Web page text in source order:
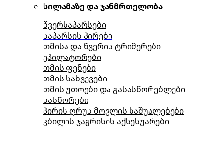
სილამაზე და ჯანმრთელობა
წვერსაპარსები
საპარსის პირები
თმისა და წვერის ტრიმერები
ეპილატორები
თმის ფენები
თმის სახვევები
თმის უთოები და გასასწორებლები
სასწორები
პირის ღრუს მოვლის საშუალებები
კბილის ჯაგრისის აქსესუარები